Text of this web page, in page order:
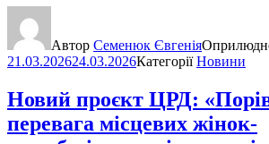
Автор Семенюк Євгенія
21.03.202624.03.2026КатегоріїНовини
Новий проєкт ЦРД:
перевага місцевих жінок-